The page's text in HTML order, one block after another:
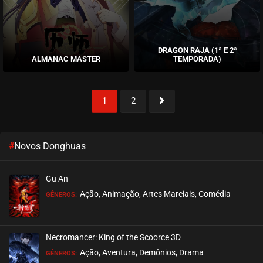
ALMANAC MASTER
DRAGON RAJA (1ª E 2ª
TEMPORADA)
1
1
2
2
#Novos Donghuas
Gu An
GÊNEROS: Ação, Animação, Artes Marciais, Comédia
Necromancer: King of the Scoorce 3D
GÊNEROS: Ação, Aventura, Demônios, Drama